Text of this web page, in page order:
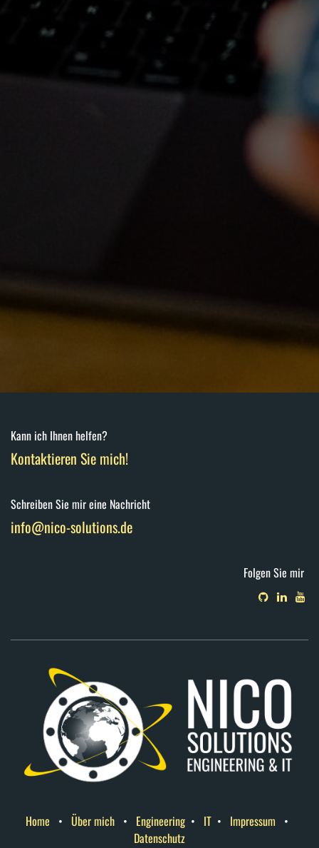
Kann ich Ihnen helfen?
Kontaktieren Sie mich!
Schreiben Sie mir eine Nachricht
info@nico-solutions.de
Folgen Sie mir
Home • Über mich • Engineering • IT • Impressum •
Datenschutz